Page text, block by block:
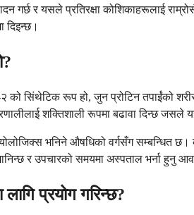
गर्छ र यसले प्रतिरक्षा कोशिकाहरूलाई
दिइन्छ।
सिंथेटिक रूप हो, जुन प्रोटिन तपाईंको
शक्तिशाली रूपमा बढावा दिन्छ जसले
भनिने औषधिको वर्गसँग
र उपचारको समयमा अस्पताल भर्ना हुनु
प्रयोग गरिन्छ?